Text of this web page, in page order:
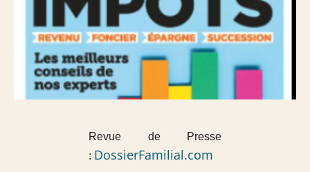
Revue de Presse
: DossierFamilial.com